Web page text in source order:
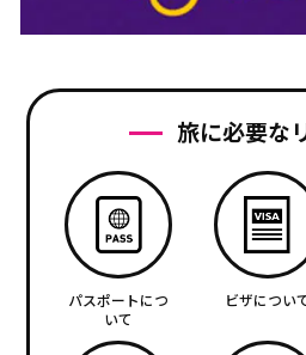
旅に必要な
パスポートにつ
いて
ビザについ